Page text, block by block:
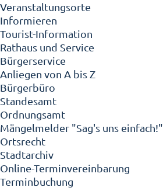
Veranstaltungsorte
Informieren
Tourist-Information
Rathaus und Service
Bürgerservice
Anliegen von A bis Z
Bürgerbüro
Standesamt
Ordnungsamt
Mängelmelder "Sag's uns einfach!"
Ortsrecht
Stadtarchiv
Online-Terminvereinbarung
Terminbuchung